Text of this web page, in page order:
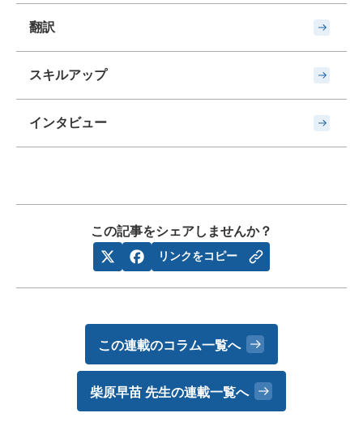
翻訳
スキルアップ
インタビュー
この記事をシェアしませんか？
リンクをコピー
この連載のコラム一覧へ
柴原早苗 先生の連載一覧へ